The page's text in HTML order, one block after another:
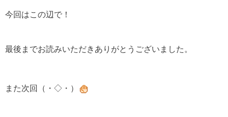
今回はこの辺で！
最後までお読みいただきありがとうございました。
また次回（・◇・）